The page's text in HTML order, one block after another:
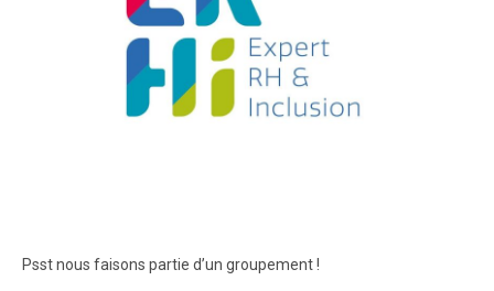
Psst nous faisons partie d’un groupement !